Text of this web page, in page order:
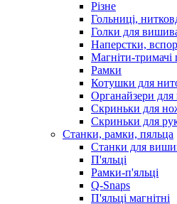
Різне
Гольниці,
Голки для
Наперстки,
Магніти-тримачі
Рамки
Котушки для
Органайзери для
Скриньки для
Скриньки для
Станки, рамки, пяльца
Станки для
П'яльці
Рамки-п'яльці
Q-Snaps
П'яльці магнітні